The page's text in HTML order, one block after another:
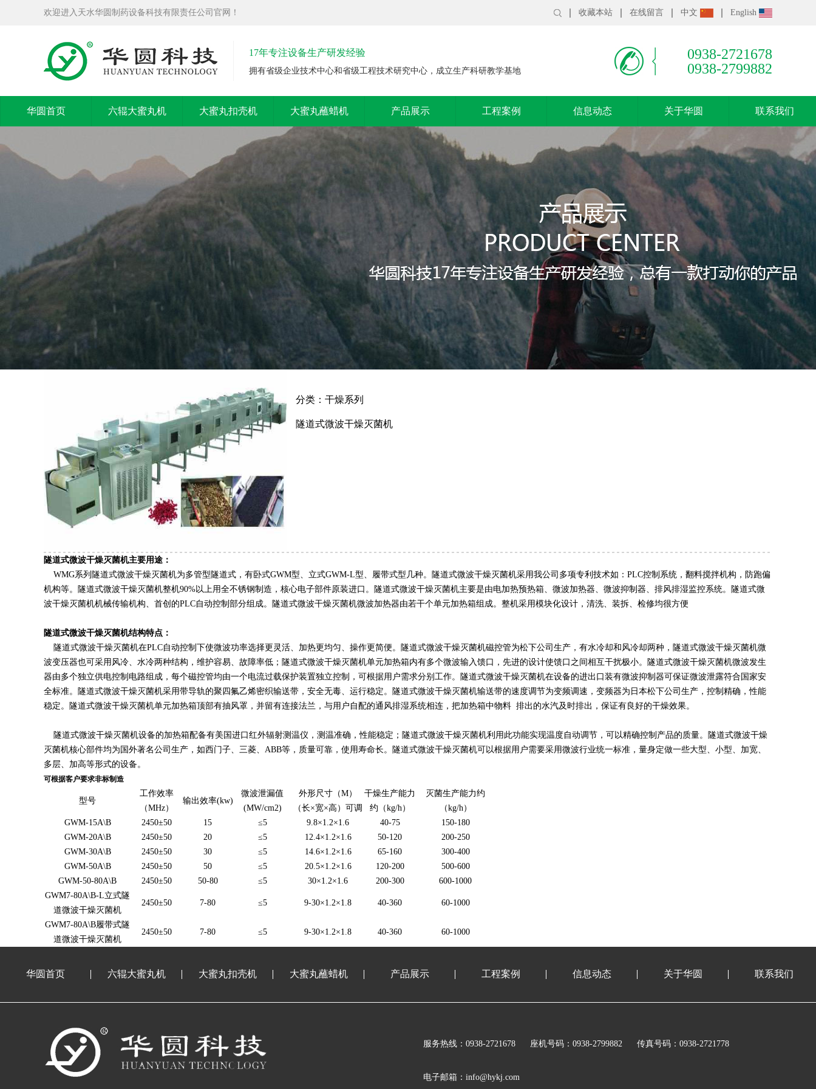
欢迎进入天水华圆制药设备科技有限责任公司官网！ 收藏本站 在线留言 中文 English
17年专注设备生产研发经验
拥有省级企业技术中心和省级工程技术研究中心，成立生产科研教学基地
0938-2721678
0938-2799882
华圆首页 六辊大蜜丸机 大蜜丸扣壳机 大蜜丸蘸蜡机 产品展示 工程案例 信息动态 关于华圆 联系我们
分类：干燥系列
隧道式微波干燥灭菌机
隧道式微波干燥灭菌机主要用途：
WMG系列 隧道式微波干燥灭菌机为多管型隧道式，有卧式GWM型、立式GWM-L型、履带式型几种。 隧道式微波干燥灭菌机采用我公司多项专利技术如：PLC控制系统，翻料搅拌机构，防跑偏
机构等。
隧道式微波干燥灭菌机整机90%以上用全不锈钢制造，核心电子部件原装进口。 隧道式微波干燥灭菌机主要是由电加热预热箱、微波加热器、微波抑制器、排风排湿监控系统。
隧道式微
波干燥灭菌机机械传输机构、首创的PLC自动控制部分组成。 隧道式微波干燥灭菌机微波加热器由若干个单元加热箱组成。整机采用模块化设计，清洗、装拆、检修均很方便
隧道式微波干燥灭菌机结构特点：
隧道式微波干燥灭菌机在PLC自动控制下使微波功率选择更灵活、加热更均匀、操作更简便。 隧道式微波干燥灭菌机磁控管为松下公司生产，有水冷却和风冷却两种， 隧道式微波干燥灭菌机微
波变压器也可采用风冷、水冷两种结构，维护容易、故障率低； 隧道式微波干燥灭菌机单元加热箱内有多个微波输入馈口，先进的设计使馈口之间相互干扰极小。 隧道式微波干燥灭菌机微波发生
器由多个独立供电控制电路组成，每个磁控管均由一个电流过载保护装置独立控制，可根据用户需求分别工作。
隧道式微波干燥灭菌机在设备的进出口装有微波抑制器可保证微波泄露符合国家安
全标准。
隧道式微波干燥灭菌机采用带导轨的聚四氟乙烯密织输送带，安全无毒、运行稳定。 隧道式微波干燥灭菌机输送带的速度调节为变频调速，变频器为日本松下公司生产，控制精确，性能
稳定。
隧道式微波干燥灭菌机单元加热箱顶部有抽风罩，并留有连接法兰，与用户自配的通风排湿系统相连，把加热箱中物料 排出的水汽及时排出，保证有良好的干燥效果。
隧道式微波干燥灭菌机设备的加热箱配备有美国进口红外辐射测温仪，测温准确，性能稳定； 隧道式微波干燥灭菌机利用此功能实现温度自动调节，可以精确控制产品的质量。
隧道式微波干燥
灭菌机核心部件均为国外著名公司生产，如西门子、三菱、ABB等，质量可靠，使用寿命长。 隧道式微波干燥 灭菌机可以根据用户需要采用微波行业统一标准，量身定做一些大型、小型、加宽、
多层、加高等形式的设备。
可根据客户要求非标制造
型号
工作效率
（MHz）
输出效率(kw)
微波泄漏值
(MW/cm2)
外形尺寸（M）
（长×宽×高）可调
干燥生产能力
约（kg/h）
灭菌生产能力约
（kg/h）
GWM-15A\B
2450±50 15 ≤5 9.8×1.2×1.6 40-75
150-180
GWM-20A\B
2450±50 20 ≤5 12.4×1.2×1.6 50-120
200-250
GWM-30A\B
2450±50 30 ≤5 14.6×1.2×1.6 65-160
300-400
GWM-50A\B
2450±50 50 ≤5 20.5×1.2×1.6 120-200
500-600
GWM-50-80A\B
2450±50 50-80 ≤5 30×1.2×1.6 200-300
600-1000
GWM7-80A\B-L立式隧
道微波干燥灭菌机
2450±50 7-80 ≤5 9-30×1.2×1.8 40-360 60-1000
GWM7-80A\B履带式隧
道微波干燥灭菌机
2450±50 7-80 ≤5 9-30×1.2×1.8 40-360 60-1000
华圆首页 六辊大蜜丸机 大蜜丸扣壳机 大蜜丸蘸蜡机 产品展示 工程案例 信息动态 关于华圆 联系我们
服务热线：0938-2721678 座机号码：0938-2799882 传真号码：0938-2721778
电子邮箱：info@hykj.com